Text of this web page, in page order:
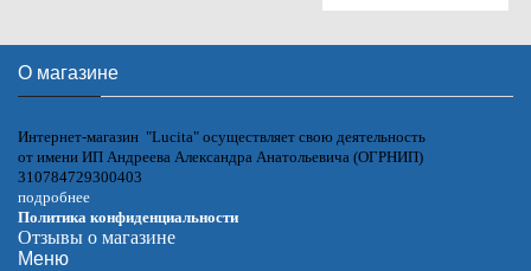
О магазине
Интернет-магазин "Lucita" осуществляет свою деятельность
от имени ИП Андреева Александра Анатольевича (ОГРНИП)
310784729300403
подробнее
Политика конфиденциальности
Отзывы о магазине
Меню